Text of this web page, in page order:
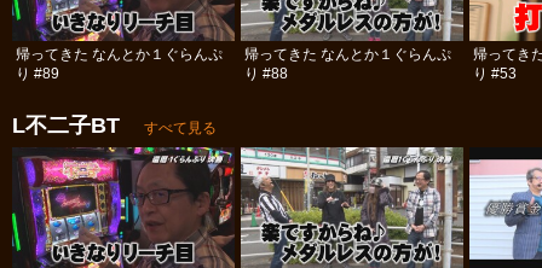
帰ってきた なんとか１ぐらんぷ
り #89
帰ってきた なんとか１ぐらんぷ
り #88
帰ってき
り #53
L不二子BT すべて見る